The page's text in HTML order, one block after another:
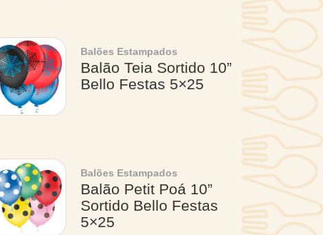
Balões Estampados
Balão Teia Sortido 10”
Bello Festas 5×25
Balões Estampados
Balão Petit Poá 10”
Sortido Bello Festas
5×25